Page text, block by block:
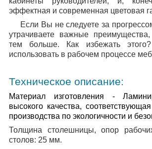
эффектная и современная цветовая
Если Вы не следуете за
утрачиваете важные
тем больше. Как избежать
использовать в рабочем процессе
Техническое описание:
Материал изготовления -
высокого качества,
производства по экологичности и
Толщина столешницы, опор
столов: 25 мм.